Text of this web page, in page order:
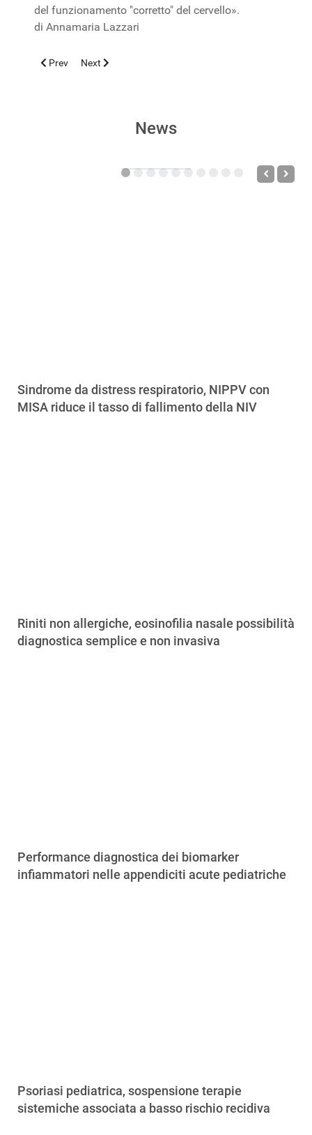
del funzionamento "corretto" del cervello».
di Annamaria Lazzari
Previous article: Pandemia da Coronavirus: casi accertati,
Prev Next article: Autismo, “mix di genetica e fattori
Next
News
Sindrome da distress respiratorio, NIPPV con
MISA riduce il tasso di fallimento della NIV
Riniti non allergiche, eosinofilia nasale possibilità
diagnostica semplice e non invasiva
Performance diagnostica dei biomarker
infiammatori nelle appendiciti acute pediatriche
Psoriasi pediatrica, sospensione terapie
sistemiche associata a basso rischio recidiva